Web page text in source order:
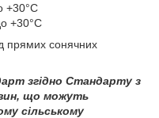
+30°С
+30°С
прямих сонячних
згідно Стандарту з
що можуть
сільському